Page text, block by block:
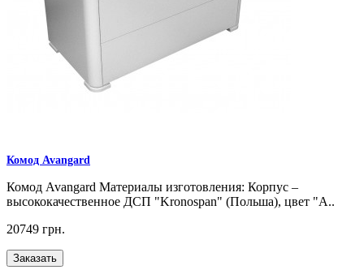
Комод Avangard
Комод Avangard Материалы изготовления: Корпус –
высококачественное ДСП "Kronospan" (Польша), цвет "А..
20749 грн.
Заказать